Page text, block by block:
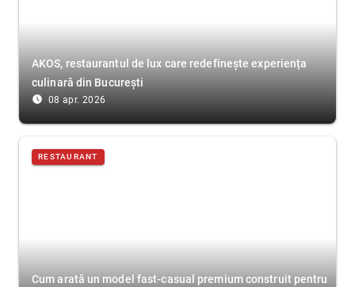
AKOS, restaurantul de lux care redefinește experiența
culinară din București
access_time_filled 08 apr. 2026
RESTAURANT
Cum arată un model fast-casual premium construit pentru